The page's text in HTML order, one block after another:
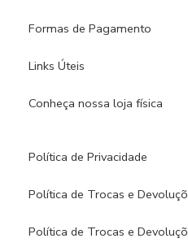
Formas de Pagamento
Links Úteis
Conheça nossa loja física​
Política de Privacidade
Política de Trocas e
Política de Trocas e